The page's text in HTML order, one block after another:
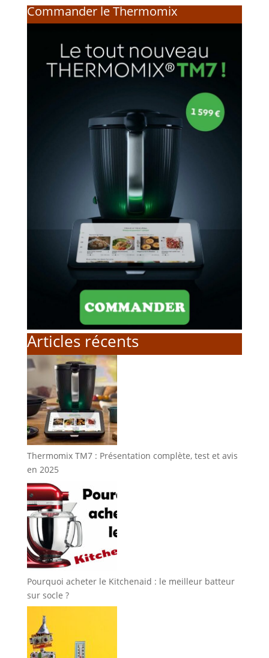
Commander le Thermomix
Articles récents
Thermomix TM7 : Présentation complète, test et avis
en 2025
Pourquoi acheter le Kitchenaid : le meilleur batteur
sur socle ?